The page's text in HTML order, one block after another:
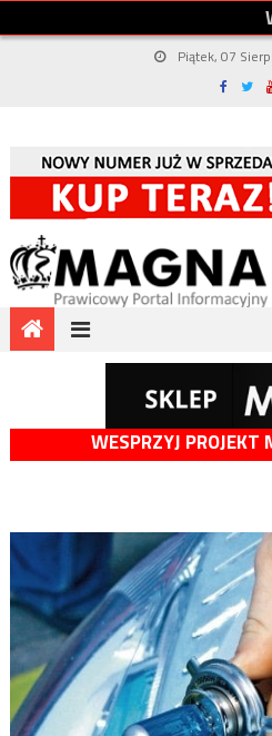
Piątek, 07
WESPRZYJ PROJEKT